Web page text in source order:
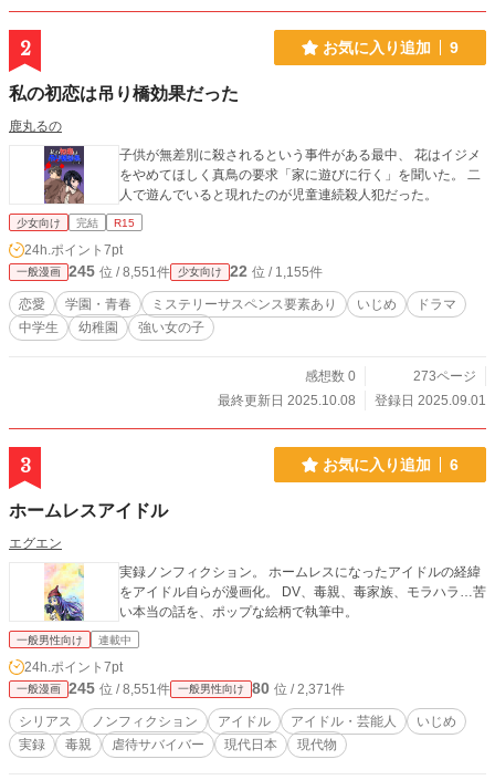
る青春ものでよくあるような、 「いじめから助けたら、可愛
い影李さんは、僕に惚れてくれる」 という展開を期待した下
だが影李はそんな『男にとって都合のいいいじめられっ子』
2 お気に入り追加 9
私の初恋は吊り橋効果だった
鹿丸るの
子供が無差別に殺されるという事件がある最中、 花はイジメ
をやめてほしく真鳥の要求「家に遊びに行く」を聞いた。 二
人で遊んでいると現れたのが児童連続殺人犯だった。
少女向け 完結 R15
24h.ポイント 7pt
一般漫画 245 位 / 8,551件 少女向け 22 位 / 1,155件
恋愛 学園・青春 ミステリーサスペンス要素あり いじめ
ドラマ
中学生
幼稚園 強い女の子
感想数 0
273ページ
最終更新日 2025.10.08
登録日 2025.09.01
3 お気に入り追加 6
ホームレスアイドル
エグエン
実録ノンフィクション。 ホームレスになったアイドルの経緯
をアイドル自らが漫画化。 DV、毒親、毒家族、モラハラ…苦
い本当の話を、ポップな絵柄で執筆中。
一般男性向け 連載中
24h.ポイント 7pt
一般漫画 245 位 / 8,551件 一般男性向け 80 位 / 2,371件
シリアス ノンフィクション アイドル アイドル・芸能人
いじめ
実録
毒親 虐待サバイバー 現代日本 現代物